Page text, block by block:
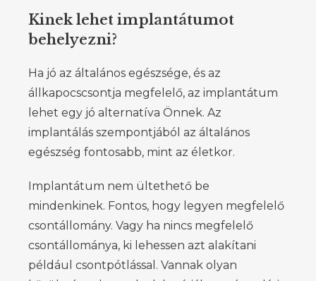
Kinek lehet implantátumot
behelyezni?
Ha jó az általános egészsége, és az
állkapocscsontja megfelelő, az implantátum
lehet egy jó alternatíva Önnek. Az
implantálás szempontjából az általános
egészség fontosabb, mint az életkor.
Implantátum nem ültethető be
mindenkinek. Fontos, hogy legyen megfelelő
csontállomány. Vagy ha nincs megfelelő
csontállománya, ki lehessen azt alakítani
például csontpótlással. Vannak olyan